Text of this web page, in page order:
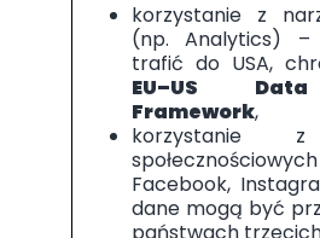
korzystanie z
(np. Analytics)
trafić do USA,
EU–US
Framework,
korzystanie z
Facebook,
dane mogą być